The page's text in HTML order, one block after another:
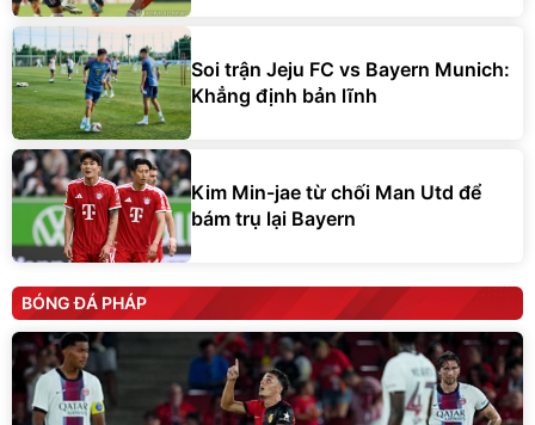
Soi trận Jeju FC vs Bayern Munich:
Khẳng định bản lĩnh
Kim Min-jae từ chối Man Utd để
bám trụ lại Bayern
BÓNG ĐÁ PHÁP